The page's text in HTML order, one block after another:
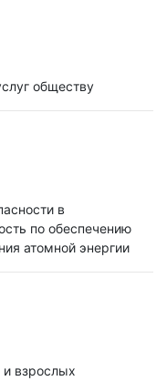
обществу
в
по обеспечению
атомной энергии
и взрослых